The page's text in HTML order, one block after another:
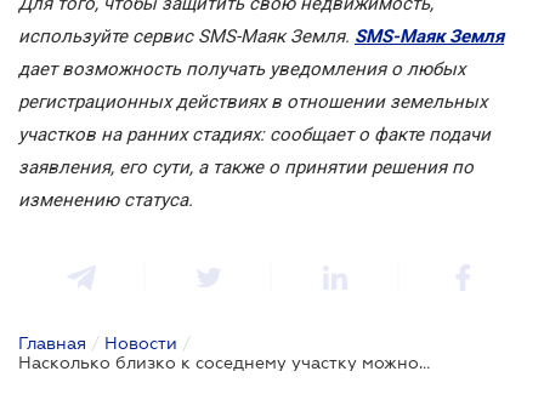
используйте сервис SMS-Маяк Земля. SMS-Маяк Земля
дает возможность получать уведомления о любых
регистрационных действиях в отношении земельных
участков на ранних стадиях: сообщает о факте подачи
заявления, его сути, а также о принятии решения по
изменению статуса.
Главная / Новости /
Насколько близко к соседнему участку можно высаживать деревья?